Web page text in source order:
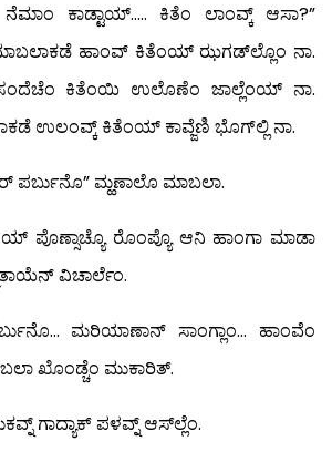
ಕಾಡ್ಟಾಯ್….. ಕಿತೆಂ ಲಾಂವ್ಕ್ ಆಸಾ?”
ಹಾಂವ್ ಕಿತೆಂಯ್ ಝಗಡ್‍ಲ್ಲೊಂ ನಾ.
ಕಿತೆಂಯಿ ಉಲೊಣೆಂ ಜಾಲ್ಲೆಂಯ್ ನಾ.
ಉಲಂವ್ಕ್ ಕಿತೆಂಯ್ ಕಾವ್ಜೆಣಿ ಭೊಗ್‍ಲ್ಲಿ ನಾ.
ಪರ್ಬುನೊ” ಮ್ಹಣಾಲೊ ಮಾಬಲಾ.
ಪೊಣ್ಸಾಚ್ಯೊ ರೊಂಪ್ಯೊ ಆನಿ ಹಾಂಗಾ ಮಾಡಾ
ವಿಚಾರ್ಲೆಂ.
ಮರಿಯಾಣಾನ್ ಸಾಂಗ್ಲಾಂ… ಹಾಂವೆಂ
ಖೊಂಡ್ಚೆಂ ಮುಕಾರಿತ್.
ಗಾದ್ಯಾಕ್ ಪಳವ್ನ್ ಆಸ್‍ಲ್ಲೆಂ.